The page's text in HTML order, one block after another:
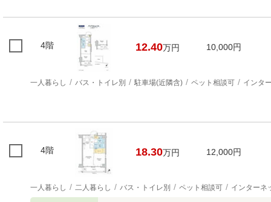
4階 12.40万円 10,000円
一人暮らし バス・トイレ別 駐車場(近隣含) ペット相談可 インタ
4階 18.30万円 12,000円
一人暮らし 二人暮らし バス・トイレ別 ペット相談可 インターネ